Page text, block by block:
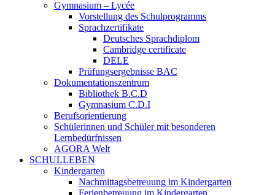
Gymnasium – Lycée
Vorstellung des Schulprogramms
Sprachzertifikate
Deutsches Sprachdiplom
Cambridge certificate
DELE
Prüfungsergebnisse BAC
Dokumentationszentrum
Bibliothek B.C.D
Gymnasium C.D.I
Berufsorientierung
Schülerinnen und Schüler mit besonderen
Lernbedürfnissen
AGORA Welt
SCHULLEBEN
Kindergarten
Nachmittagsbetreuung im Kindergarten
Ferienbetreuung im Kindergarten